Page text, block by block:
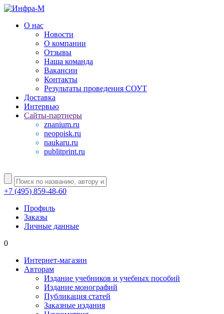
О нас
Новости
О компании
Отзывы
Наша команда
Вакансии
Контакты
Результаты проведения СОУТ
Доставка
Интервью
Сайты-партнеры
znanium.ru
neopoisk.ru
naukaru.ru
publitprint.ru
+7 (495) 859-48-60
Профиль
Заказы
Личные данные
0
Интернет-магазин
Авторам
Издание учебников и учебных пособий
Издание монографий
Публикация статей
Заказные издания